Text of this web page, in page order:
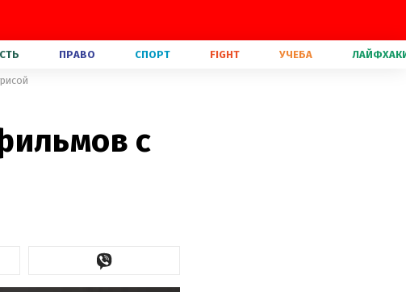
ПРАВО СПОРТ FIGHT УЧЕБА
с